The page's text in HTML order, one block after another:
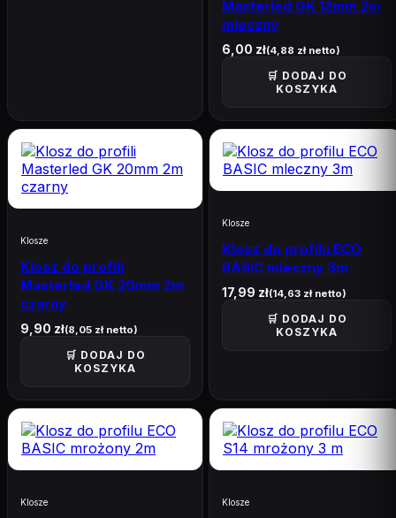
101
inne akcesoria 6
Przewody
2
Gotowe zestawy-taśmy LED , NEON
Cyfrowe
Analogowe
Profile aluminiowe do LED
Natynkowe 23
Klosze
Masterled GK 12mm 2m
mleczny
6,00 zł(4,88 złnetto)
🛒 DODAJ DO
KOSZYKA
Klosze
Klosz do profili
Masterled GK 20mm 2m
czarny
9,90 zł(8,05 złnetto)
🛒 DODAJ DO
KOSZYKA
Klosze
Klosz do profilu ECO
BASIC mleczny 3m
17,99 zł(14,63 złnetto)
🛒 DODAJ DO
KOSZYKA
Klosze Klosze